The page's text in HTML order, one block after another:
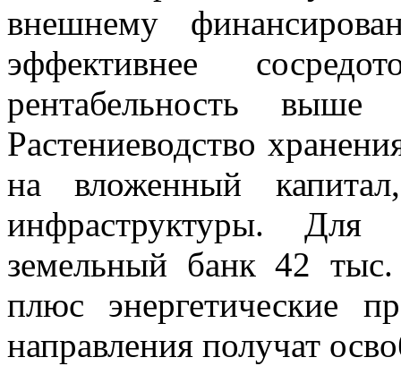
внешнему
эффективнее
рентабельность
Растениеводство
на вложенный
инфраструктуры.
земельный банк 42
плюс энергетические
направления получат